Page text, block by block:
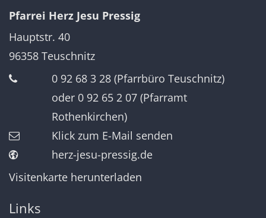
Pfarrei Herz Jesu Pressig
Hauptstr. 40
96358 Teuschnitz
0 92 68 3 28 (Pfarrbüro Teuschnitz)
oder 0 92 65 2 07 (Pfarramt
Rothenkirchen)
Klick zum E-Mail senden
herz-jesu-pressig.de
Visitenkarte herunterladen
Links